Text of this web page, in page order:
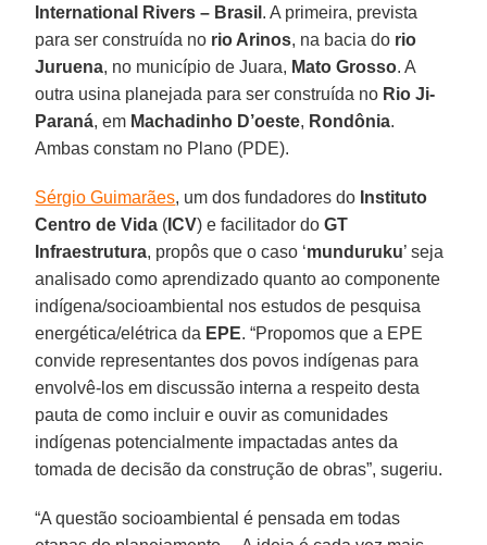
International Rivers – Brasil . A primeira, prevista
para ser construída no rio Arinos, na bacia do rio
Juruena, no município de Juara, Mato Grosso. A
outra usina planejada para ser construída no Rio Ji-
Paraná, em Machadinho D’oeste, Rondônia.
Ambas constam no Plano (PDE).
Sérgio Guimarães, um dos fundadores do Instituto
Centro de Vida ( ICV) e facilitador do GT
Infraestrutura, propôs que o caso ‘munduruku’ seja
analisado como aprendizado quanto ao componente
indígena/socioambiental nos estudos de pesquisa
energética/elétrica da EPE. “Propomos que a EPE
convide representantes dos povos indígenas para
envolvê-los em discussão interna a respeito desta
pauta de como incluir e ouvir as comunidades
indígenas potencialmente impactadas antes da
tomada de decisão da construção de obras”, sugeriu.
“A questão socioambiental é pensada em todas